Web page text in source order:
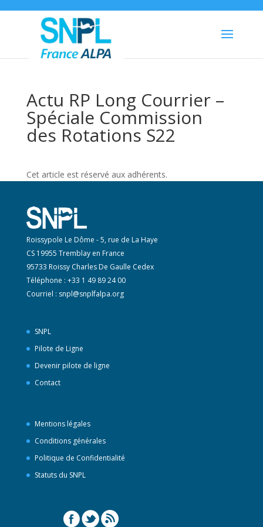
Actu RP Long Courrier –
Spéciale Commission
des Rotations S22
Cet article est réservé aux adhérents.
Roissypole Le Dôme - 5, rue de La Haye
CS 19955 Tremblay en France
95733 Roissy Charles De Gaulle Cedex
Téléphone : +33 1 49 89 24 00
Courriel : snpl@snplfalpa.org
SNPL
Pilote de Ligne
Devenir pilote de ligne
Contact
Mentions légales
Conditions générales
Politique de Confidentialité
Statuts du SNPL